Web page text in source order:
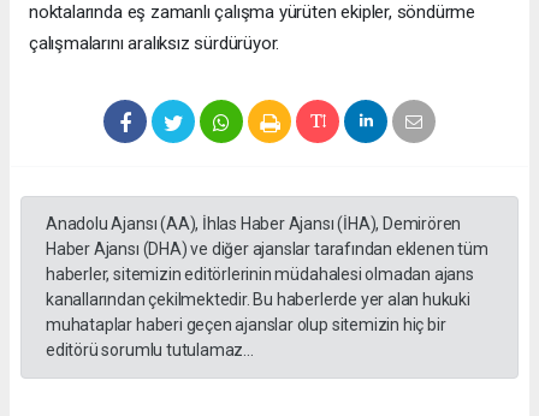
noktalarında eş zamanlı çalışma yürüten ekipler, söndürme
çalışmalarını aralıksız sürdürüyor.
Anadolu Ajansı (AA), İhlas Haber Ajansı (İHA), Demirören
Haber Ajansı (DHA) ve diğer ajanslar tarafından eklenen tüm
haberler, sitemizin editörlerinin müdahalesi olmadan ajans
kanallarından çekilmektedir. Bu haberlerde yer alan hukuki
muhataplar haberi geçen ajanslar olup sitemizin hiç bir
editörü sorumlu tutulamaz...